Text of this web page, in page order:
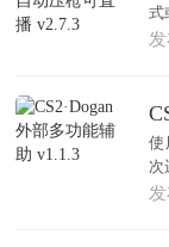
使用教程 将
次